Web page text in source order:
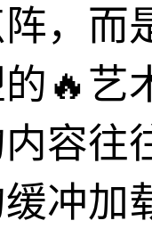
，而
🔥艺
容往
冲加